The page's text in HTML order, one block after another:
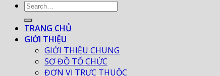
TRANG CHỦ
GIỚI THIỆU
GIỚI THIỆU CHUNG
SƠ ĐỒ TỔ CHỨC
ĐƠN VỊ TRỰC THUỘC